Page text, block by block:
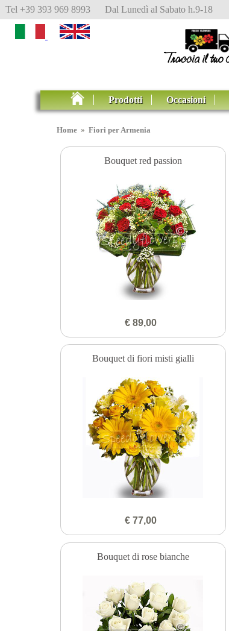
Tel +39 393 969 8993 Dal Lunedì al Sabato h.9-18
Prodotti Occasioni
Home »Fiori per Armenia
Bouquet red passion
€ 89,00
Bouquet di fiori misti gialli
€ 77,00
Bouquet di rose bianche